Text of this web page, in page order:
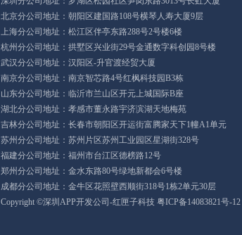
北京分公司地址：朝阳区建国路108号横琴人寿大厦9层
上海分公司地址：松江区伴亭东路288号2号楼6楼
杭州分公司地址：拱墅区兴业街29号金通数字科创园8号楼
武汉分公司地址：汉阳区-升官渡经贸大厦
南京分公司地址：南京智芯路4号红枫科技园B3栋
山东分公司地址：临沂市兰山区开元上城国际B座
湖北分公司地址：孝感市董永路宇济滨湖天地梅苑
吉林分公司地址：长春市朝阳区开运街富腾家天下1幢A1单元
苏州分公司地址：苏州片区苏州工业园区星湖街328号
福建分公司地址：福州市台江区德榜路12号
郑州分公司地址：金水东路80号绿地新都会6号楼
成都分公司地址：金牛区花照壁西顺街318号1栋2单元30层
Copyright ©深圳APP开发公司-红匣子科技 粤ICP备14083821号-12